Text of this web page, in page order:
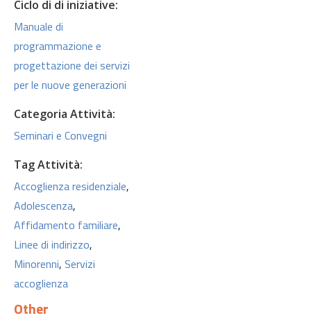
Ciclo di di iniziative:
Manuale di
programmazione e
progettazione dei servizi
per le nuove generazioni
Categoria Attività:
Seminari e Convegni
Tag Attività:
Accoglienza residenziale,
Adolescenza,
Affidamento familiare,
Linee di indirizzo,
Minorenni, Servizi
accoglienza
Other